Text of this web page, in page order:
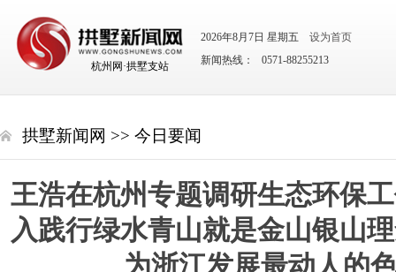
杭州网·拱墅支站
2026年8月7日 星期五
设为首页
新闻热线： 0571-88255213
拱墅新闻网 >> 今日要闻
王浩在杭州专题调研生态环保
入践行绿水青山就是金山银山
为浙江发展最动人的